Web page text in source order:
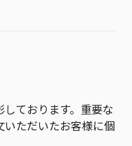
ております。重要な
ただいたお客様に個